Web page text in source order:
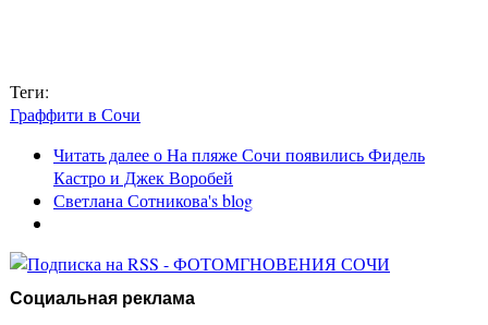
Теги:
Граффити в Сочи
Читать далеео На пляже Сочи появились Фидель
Кастро и Джек Воробей
Светлана Сотникова's blog
Социальная реклама